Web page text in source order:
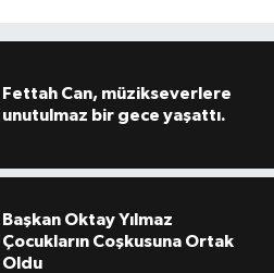
Fettah Can, müzikseverlere
unutulmaz bir gece yaşattı.
Başkan Oktay Yılmaz
Çocukların Coşkusuna Ortak
Oldu